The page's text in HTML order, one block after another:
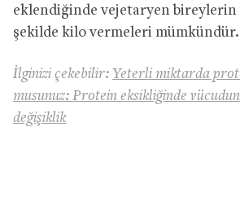
eklendiğinde vejetaryen bireylerin
şekilde kilo vermeleri mümkündür.
İlginizi çekebilir: Yeterli miktarda
musunuz: Protein eksikliğinde
değişiklik